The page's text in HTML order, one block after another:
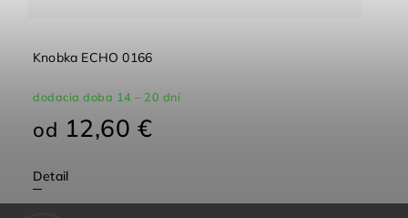
Knobka ECHO 0166
dodacia doba 14 – 20 dní
od 12,60 €
Detail